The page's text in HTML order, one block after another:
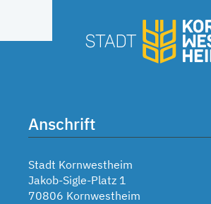
Anschrift
Stadt Kornwestheim
Jakob-Sigle-Platz 1
70806 Kornwestheim